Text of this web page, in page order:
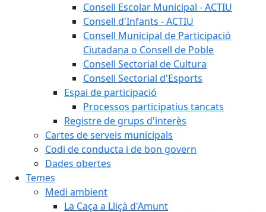
Consell Escolar Municipal - ACTIU
Consell d'Infants - ACTIU
Consell Municipal de Participació
Ciutadana o Consell de Poble
Consell Sectorial de Cultura
Consell Sectorial d'Esports
Espai de participació
Processos participatius tancats
Registre de grups d'interès
Cartes de serveis municipals
Codi de conducta i de bon govern
Dades obertes
Temes
Medi ambient
La Caça a Lliçà d'Amunt